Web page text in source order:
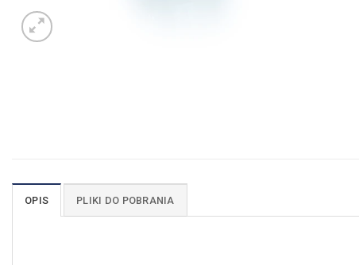
OPIS PLIKI DO POBRANIA